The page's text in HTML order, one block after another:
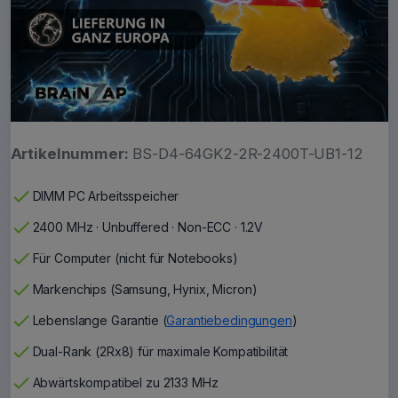
Artikelnummer: BS-D4-64GK2-2R-2400T-UB1-12
check DIMM PC Arbeitsspeicher
check 2400 MHz · Unbuffered · Non-ECC · 1.2V
check Für Computer (nicht für Notebooks)
check Markenchips (Samsung, Hynix, Micron)
check Lebenslange Garantie (Garantiebedingungen)
check Dual-Rank (2Rx8) für maximale Kompatibilität
check Abwärtskompatibel zu 2133 MHz